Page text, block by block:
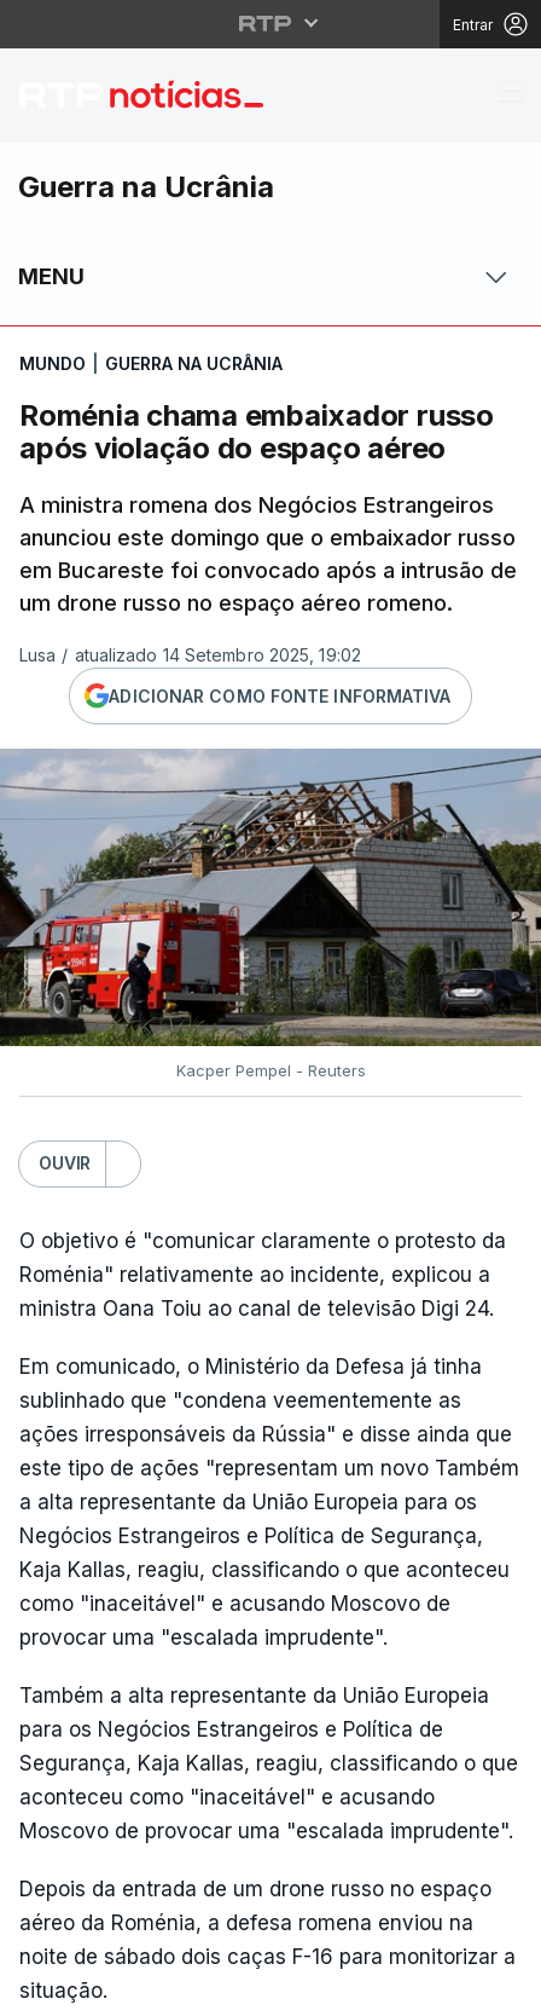
Entrar
Roménia chama
Guerra na Ucrânia
MENU
MUNDO GUERRA NA UCRÂNIA
Roménia chama embaixador russo
após violação do espaço aéreo
A ministra romena dos Negócios Estrangeiros
anunciou este domingo que o embaixador russo
em Bucareste foi convocado após a intrusão de
um drone russo no espaço aéreo romeno.
Lusa / atualizado 14 Setembro 2025, 19:02
ADICIONAR COMO FONTE INFORMATIVA
Kacper Pempel - Reuters
OUVIR
O objetivo é "comunicar claramente o protesto da
Roménia" relativamente ao incidente, explicou a
ministra Oana Toiu ao canal de televisão Digi 24.
Em comunicado, o Ministério da Defesa já tinha
sublinhado que "condena veementemente as
ações irresponsáveis da Rússia" e disse ainda que
este tipo de ações "representam um novo Também
a alta representante da União Europeia para os
Negócios Estrangeiros e Política de Segurança,
Kaja Kallas, reagiu, classificando o que aconteceu
como "inaceitável" e acusando Moscovo de
provocar uma "escalada imprudente".
Também a alta representante da União Europeia
para os Negócios Estrangeiros e Política de
Segurança, Kaja Kallas, reagiu, classificando o que
aconteceu como "inaceitável" e acusando
Moscovo de provocar uma "escalada imprudente".
Depois da entrada de um drone russo no espaço
aéreo da Roménia, a defesa romena enviou na
noite de sábado dois caças F-16 para monitorizar a
situação.